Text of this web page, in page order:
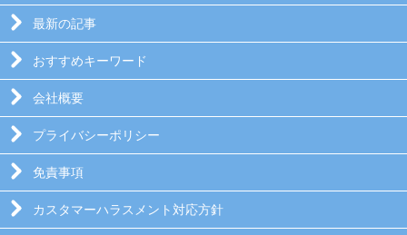
最新の記事
おすすめキーワード
会社概要
プライバシーポリシー
免責事項
カスタマーハラスメント対応方針